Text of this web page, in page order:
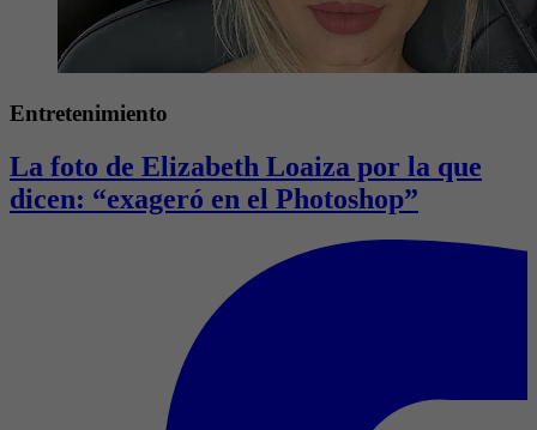
Entretenimiento
La foto de Elizabeth Loaiza por la que
dicen: “exageró en el Photoshop”